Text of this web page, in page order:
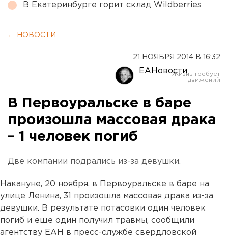
В Екатеринбурге горит склад Wildberries
← НОВОСТИ
21 НОЯБРЯ 2014 В 16:32
ЕАНовости
В Первоуральске в баре
произошла массовая драка
– 1 человек погиб
Две компании подрались из-за девушки.
Накануне, 20 ноября, в Первоуральске в баре на
улице Ленина, 31 произошла массовая драка из-за
девушки. В результате потасовки один человек
погиб и еще один получил травмы, сообщили
агентству ЕАН в пресс-службе свердловской